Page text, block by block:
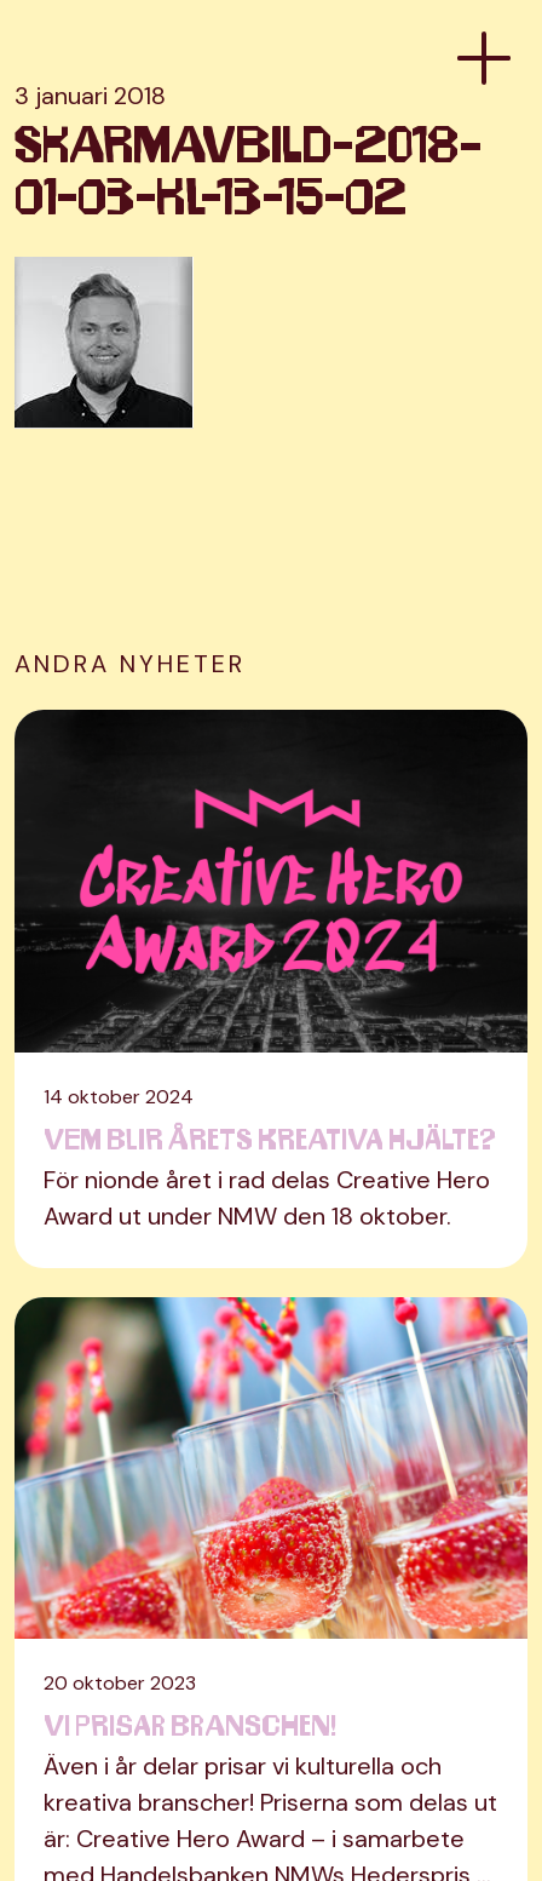
3 januari 2018
skarmavbild-2018-
01-03-kl-13-15-02
ANDRA NYHETER
14 oktober 2024
Vem blir årets kreativa hjälte?
För nionde året i rad delas Creative Hero
Award ut under NMW den 18 oktober.
20 oktober 2023
Vi prisar branschen!
Även i år delar prisar vi kulturella och
kreativa branscher! Priserna som delas ut
är: Creative Hero Award – i samarbete